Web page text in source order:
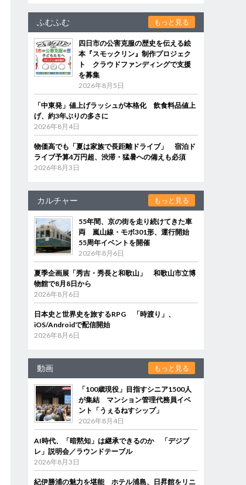
ふむふむ もっと見る
四日市の公害克服の歴史を伝える絵
本『スモックリン』制作プロジェク
ト クラウドファンディングで支援
を募集
2026年8月5日
「中東発」値上げラッシュが本格化 飲食料品値上
げ、約3年ぶりの多さに
2026年8月4日
物価高でも「夏は家族で長距離ドライブ」 宿泊ド
ライブ予算4万円超、渋滞・猛暑への備えも必須
2026年8月3日
カルチャー もっと見る
55年間、京の街を走り続けてきた車
両 嵐山線・モボ301形、運行開始
55周年イベントを開催
2026年8月6日
夏季企画展「秀吉・秀長と和歌山」 和歌山市立博
物館で8月8日から
2026年8月6日
日本史と世界史を旅するRPG 「時渡り」、
iOS/Androidで配信開始
2026年8月6日
動画 もっと見る
「100歳現役」目指すシニア1500人
が集結 マンション管理代務員イベ
ント「うぇるねすシップ」
2026年8月4日
AI時代、「暗黙知」は継承できるのか 「デジブ
レ」説明会／ラウンドテーブル
2026年8月3日
紀伊勝浦の魅力を堪能 ホテル浦島、日昇館をリニ